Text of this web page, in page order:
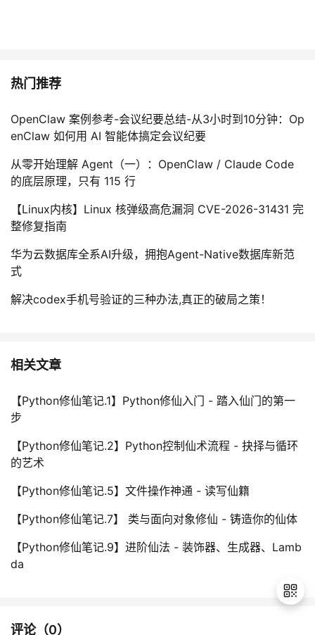
热门推荐
OpenClaw 案例参考-会议纪要总结-从3小时到10分钟：Op
enClaw 如何用 AI 智能体搞定会议纪要
从零开始理解 Agent（一）：OpenClaw / Claude Code
的底层原理，只有 115 行
【Linux内核】Linux 核弹级高危漏洞 CVE-2026-31431 完
整修复指南
华为云数据库全系AI升级，拥抱Agent-Native数据库新范
式
解决codex手机号验证的三种办法,真正的破局之策！
相关文章
【Python修仙笔记.1】Python修仙入门 - 踏入仙门的第一
步
【Python修仙笔记.2】Python控制仙术流程 - 抉择与循环
的艺术
【Python修仙笔记.5】文件操作神通 - 读写仙籍
【Python修仙笔记.7】 类与面向对象修仙 - 铸造你的仙体
【Python修仙笔记.9】进阶仙法 - 装饰器、生成器、Lamb
da
评论（0）